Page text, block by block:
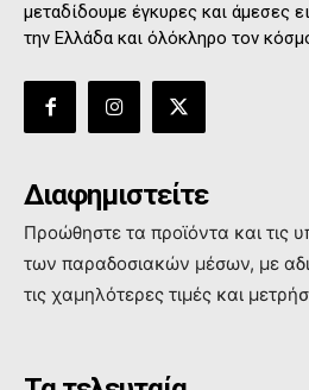
μεταδίδουμε έγκυρες και άμεσες
την Ελλάδα και όλόκληρο τον
Διαφημιστείτε
Προώθηστε τα προϊόντα και τις
των παραδοσιακών μέσων, με
τις χαμηλότερες τιμές και